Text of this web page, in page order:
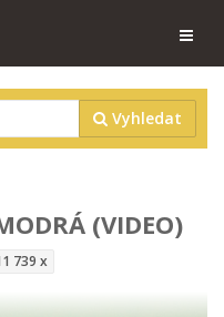
Vyhledat
(VIDEO)
739 x